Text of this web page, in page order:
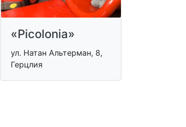
«Picolonia»
ул. Натан Альтерман, 8,
Герцлия